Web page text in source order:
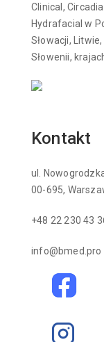
Clinical,
Hydrafacial w
Słowacji,
Słowenii,
Kontakt
ul.
00-695,
+48 22 230 43
info@bmed.pro